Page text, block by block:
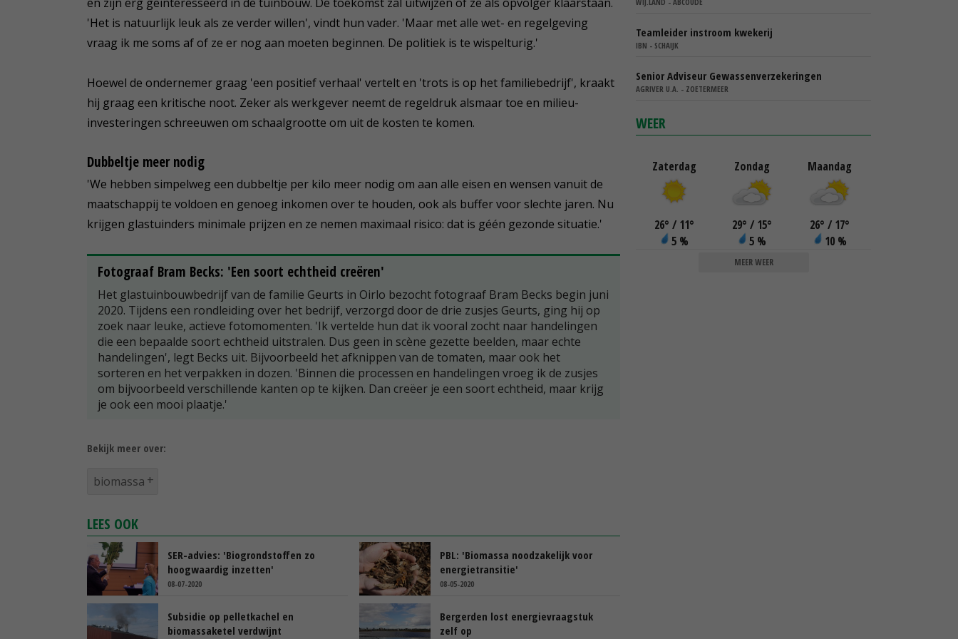
'Het is natuurlijk leuk als ze verder willen', vindt hun vader. 'Maar met alle wet- en regelgeving
vraag ik me soms af of ze er nog aan moeten beginnen. De politiek is te wispelturig.'
Hoewel de ondernemer graag 'een positief verhaal' vertelt en 'trots is op het familiebedrijf', kraakt
hij graag een kritische noot. Zeker als werkgever neemt de regeldruk alsmaar toe en milieu-
investeringen schreeuwen om schaalgrootte om uit de kosten te komen.
Dubbeltje meer nodig
'We hebben simpelweg een dubbeltje per kilo meer nodig om aan alle eisen en wensen vanuit de
maatschappij te voldoen en genoeg inkomen over te houden, ook als buffer voor slechte jaren. Nu
krijgen glastuinders minimale prijzen en ze nemen maximaal risico: dat is géén gezonde situatie.'
Fotograaf Bram Becks: 'Een soort echtheid creëren'
Het glastuinbouwbedrijf van de familie Geurts in Oirlo bezocht fotograaf Bram Becks begin juni
2020. Tijdens een rondleiding over het bedrijf, verzorgd door de drie zusjes Geurts, ging hij op
zoek naar leuke, actieve fotomomenten. 'Ik vertelde hun dat ik vooral zocht naar handelingen
die een bepaalde soort echtheid uitstralen. Dus geen in scène gezette beelden, maar echte
handelingen', legt Becks uit. Bijvoorbeeld het afknippen van de tomaten, maar ook het
sorteren en het verpakken in dozen. 'Binnen die processen en handelingen vroeg ik de zusjes
om bijvoorbeeld verschillende kanten op te kijken. Dan creëer je een soort echtheid, maar krijg
je ook een mooi plaatje.'
Bekijk meer over:
biomassa
LEES OOK
SER-advies: 'Biogrondstoffen zo
hoogwaardig inzetten'
08-07-2020
PBL: 'Biomassa noodzakelijk voor
energietransitie'
08-05-2020
Subsidie op pelletkachel en
biomassaketel verdwijnt
Bergerden lost energievraagstuk
zelf op
Teamleider instroom kwekerij
IBN - SCHAIJK
Senior Adviseur Gewassenverzekeringen
AGRIVER U.A. - ZOETERMEER
WEER
Zaterdag
26° / 11°
5 %
Zondag
29° / 15°
5 %
Maandag
26° / 17°
10 %
MEER WEER